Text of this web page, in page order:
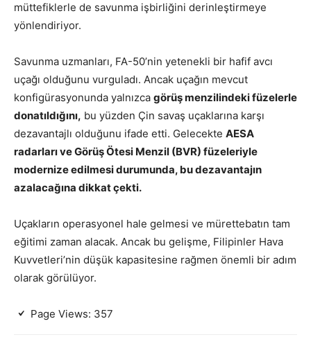
müttefiklerle de savunma işbirliğini derinleştirmeye
yönlendiriyor.
Savunma uzmanları, FA-50’nin yetenekli bir hafif avcı
uçağı olduğunu vurguladı. Ancak uçağın mevcut
konfigürasyonunda yalnızca görüş menzilindeki füzelerle
donatıldığını, bu yüzden Çin savaş uçaklarına karşı
dezavantajlı olduğunu ifade etti. Gelecekte AESA
radarları ve Görüş Ötesi Menzil (BVR) füzeleriyle
modernize edilmesi durumunda, bu dezavantajın
azalacağına dikkat çekti.
Uçakların operasyonel hale gelmesi ve mürettebatın tam
eğitimi zaman alacak. Ancak bu gelişme, Filipinler Hava
Kuvvetleri’nin düşük kapasitesine rağmen önemli bir adım
olarak görülüyor.
Page Views: 357